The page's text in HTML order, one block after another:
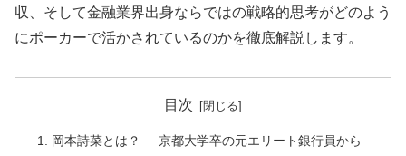
収、そして金融業界出身ならではの戦略的思考がどのよう
にポーカーで活かされているのかを徹底解説します。
目次
岡本詩菜とは？──京都大学卒の元エリート銀行員から